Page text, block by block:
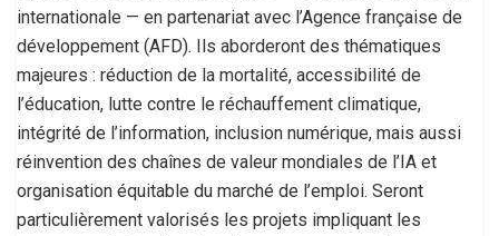
internationale — en partenariat avec l’Agence française de
développement (AFD). Ils aborderont des thématiques
majeures : réduction de la mortalité, accessibilité de
l’éducation, lutte contre le réchauffement climatique,
intégrité de l’information, inclusion numérique, mais aussi
réinvention des chaînes de valeur mondiales de l’IA et
organisation équitable du marché de l’emploi. Seront
particulièrement valorisés les projets impliquant les